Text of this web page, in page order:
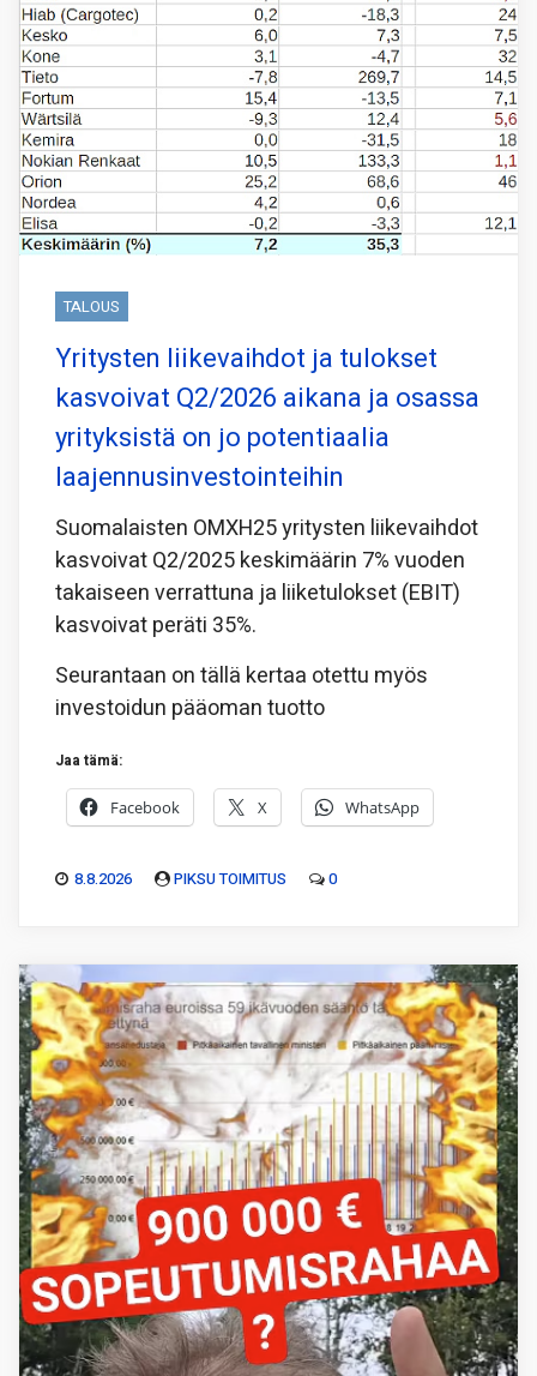
TALOUS
Yritysten liikevaihdot ja tulokset
kasvoivat Q2/2026 aikana ja osassa
yrityksistä on jo potentiaalia
laajennusinvestointeihin
Suomalaisten OMXH25 yritysten liikevaihdot
kasvoivat Q2/2025 keskimäärin 7% vuoden
takaiseen verrattuna ja liiketulokset (EBIT)
kasvoivat peräti 35%.
Seurantaan on tällä kertaa otettu myös
investoidun pääoman tuotto
Jaa tämä:
Facebook X WhatsApp
8.8.2026 PIKSU TOIMITUS 0